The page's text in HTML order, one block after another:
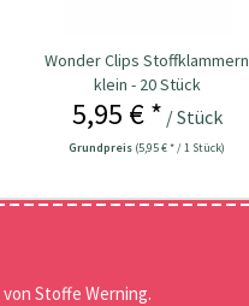
Wonder Clips Stoffklammern
klein - 20 Stück
5,95 € * / Stück
Grundpreis (5,95 € * / 1 Stück)
Stoffe Werning.